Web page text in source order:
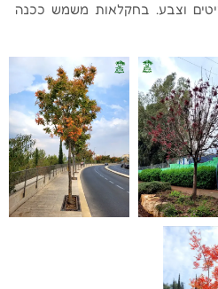
וצבע. בחקלאות משמש ככנה